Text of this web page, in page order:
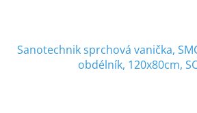
Sanotechnik sprchová vanička,
obdélník, 120x80cm,